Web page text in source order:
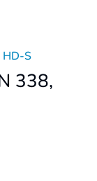
338,